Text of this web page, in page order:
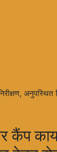
अनुपस्थित
कैंप